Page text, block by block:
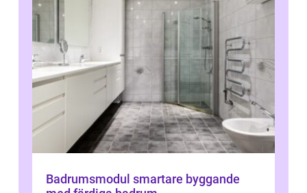
Badrumsmodul smartare byggande